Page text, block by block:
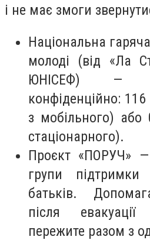
і не має змоги
Національна
молоді (від «Ла
ЮНІСЕФ) —
конфіденційно:
з мобільного)
стаціонарного).
Проєкт «ПОРУЧ»
групи підтримки
батьків.
після
пережите разом з